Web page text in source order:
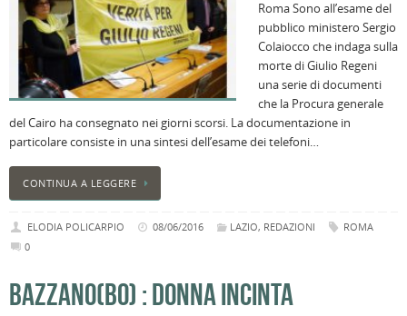
Roma Sono all’esame del
pubblico ministero Sergio
Colaiocco che indaga sulla
morte di Giulio Regeni
una serie di documenti
che la Procura generale
del Cairo ha consegnato nei giorni scorsi. La documentazione in
particolare consiste in una sintesi dell’esame dei telefoni…
CONTINUA A LEGGERE
ELODIA POLICARPIO 08/06/2016 LAZIO, REDAZIONI
ROMA
0
BAZZANO(BO) : DONNA INCINTA